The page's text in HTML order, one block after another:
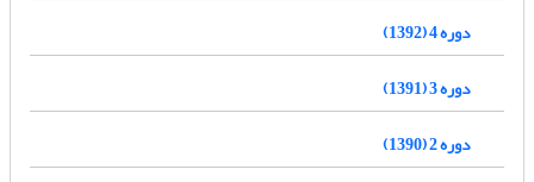
دوره 4 (1392)
دوره 3 (1391)
دوره 2 (1390)